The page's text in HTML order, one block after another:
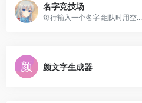
名字竞技场
每行输入一个名字 组队时用空...
颜文字生成器